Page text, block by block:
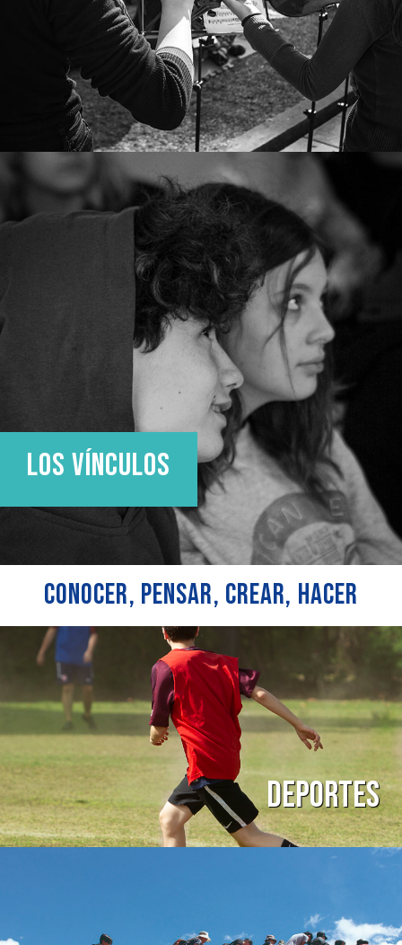
LOS VÍNCULOS
CONOCER, PENSAR, CREAR, HACER
Deportes